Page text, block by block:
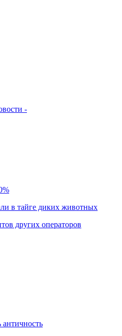
-
в тайге диких животных
других операторов